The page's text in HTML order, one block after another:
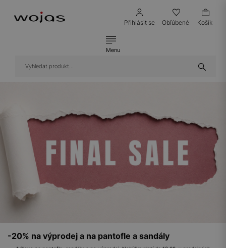
Přihlásit se Obľúbené Košík
Menu
-20% na výprodej a na pantofle a sandály